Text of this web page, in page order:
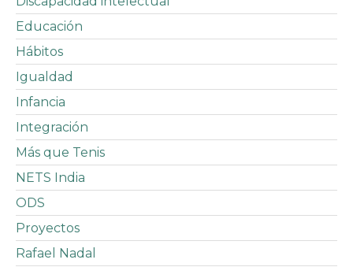
Educación
Hábitos
Igualdad
Infancia
Integración
Más que Tenis
NETS India
ODS
Proyectos
Rafael Nadal